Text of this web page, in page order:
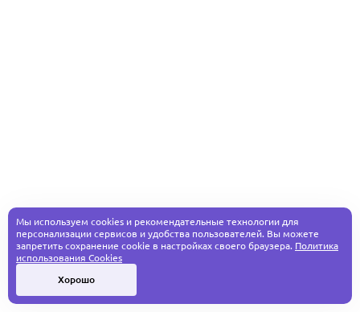
Мы используем cookies и рекомендательные технологии для
персонализации сервисов и удобства пользователей. Вы можете
запретить сохранение cookie в настройках своего браузера. Политика
использования Cookies
Хорошо